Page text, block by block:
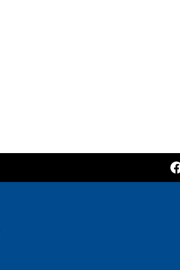
Facebook